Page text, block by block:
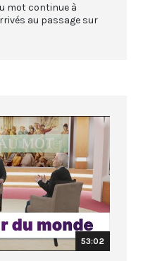
mot continue à
au passage sur
53:02